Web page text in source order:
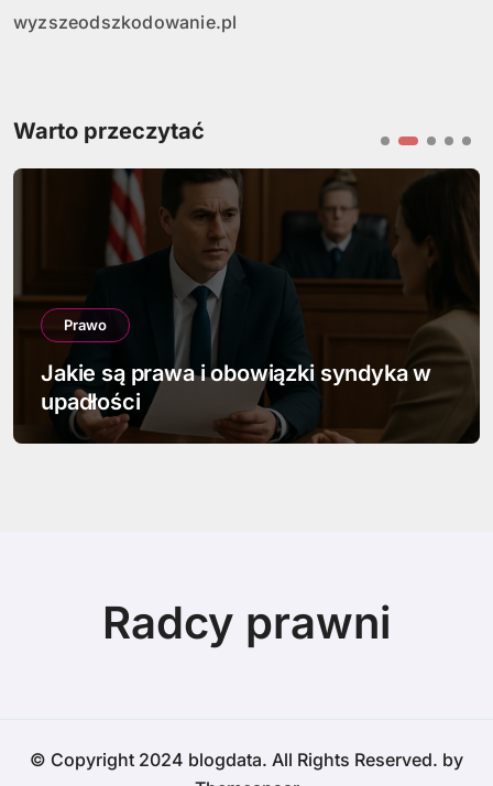
wyzszeodszkodowanie.pl
Warto przeczytać
Prawo
Jakie są prawa i obowiązki syndyka w
upadłości
Radcy prawni
© Copyright 2024 blogdata. All Rights Reserved. by